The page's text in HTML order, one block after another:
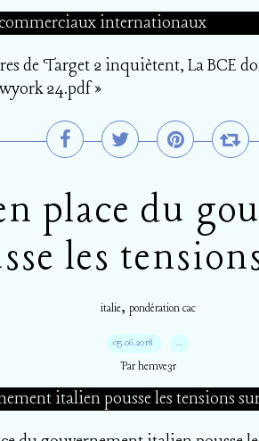
de Target 2 inquiètent, La BCE
24.pdf »
place du
les
italie, pondération cac
05.06.2018 …
Par hemve31